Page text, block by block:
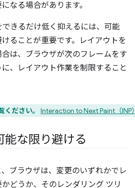
なる場合があります。
できるだけ低く抑えるには、可能
ることが重要です。レイアウトを
は、ブラウザが次のフレームをす
、レイアウト作業を制限すること
ださい。 Interaction to Next Paint（INP
能な限り避ける
ブラウザは、変更のいずれかでレ
どうか、そのレンダリング ツリ